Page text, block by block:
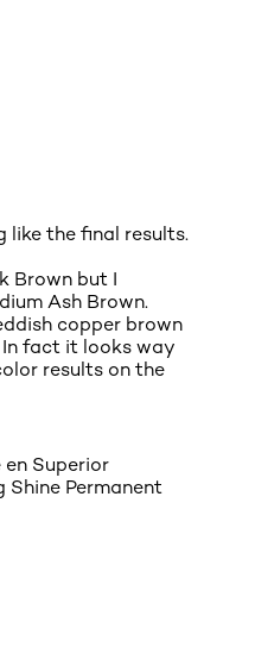
like the final results.
Brown but I
Ash Brown.
copper brown
fact it looks way
results on the
en Superior
Shine Permanent